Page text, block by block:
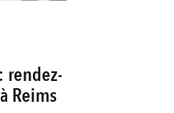
rendez-
Reims